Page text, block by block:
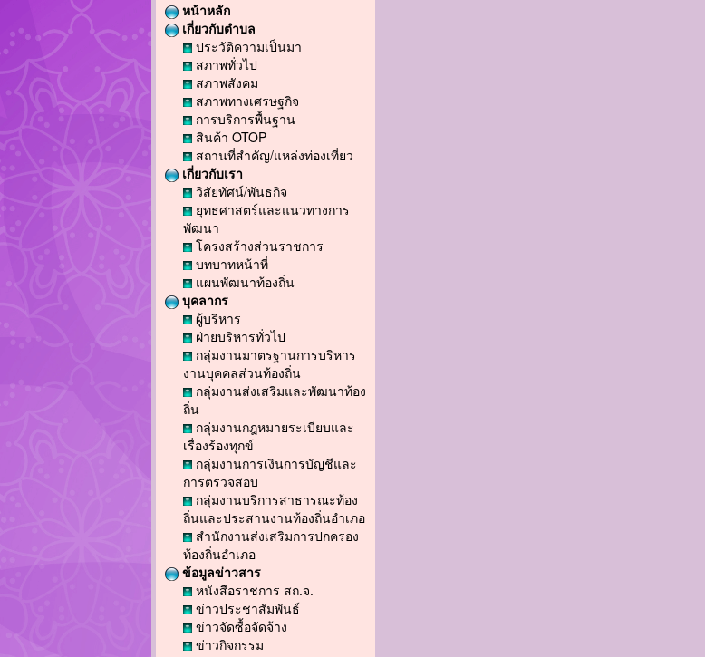
หน้าหลัก
เกี่ยวกับตำบล
ประวัติความเป็นมา
สภาพทั่วไป
สภาพสังคม
สภาพทางเศรษฐกิจ
การบริการพื้นฐาน
สินค้า OTOP
สถานที่สำคัญ/แหล่งท่องเที่ยว
เกี่ยวกับเรา
วิสัยทัศน์/พันธกิจ
ยุทธศาสตร์และแนวทางการ
พัฒนา
โครงสร้างส่วนราชการ
บทบาทหน้าที่
แผนพัฒนาท้องถิ่น
บุคลากร
ผู้บริหาร
ฝ่ายบริหารทั่วไป
กลุ่มงานมาตรฐานการบริหาร
งานบุคคลส่วนท้องถิ่น
กลุ่มงานส่งเสริมและพัฒนาท้อง
ถิ่น
กลุ่มงานกฎหมายระเบียบและ
เรื่องร้องทุกข์
กลุ่มงานการเงินการบัญชีและ
การตรวจสอบ
กลุ่มงานบริการสาธารณะท้อง
ถิ่นและประสานงานท้องถิ่นอำเภอ
สำนักงานส่งเสริมการปกครอง
ท้องถิ่นอำเภอ
ข้อมูลข่าวสาร
หนังสือราชการ สถ.จ.
ข่าวประชาสัมพันธ์
ข่าวจัดซื้อจัดจ้าง
ข่าวกิจกรรม